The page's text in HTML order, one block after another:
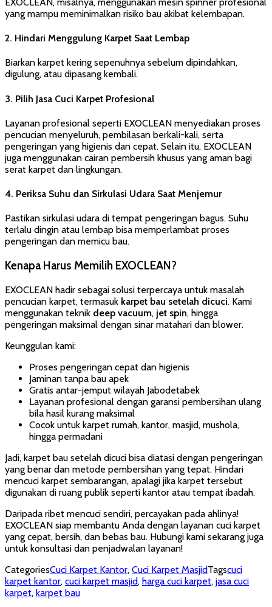
yang mampu meminimalkan risiko bau akibat kelembapan.
2. Hindari Menggulung Karpet Saat Lembap
Biarkan karpet kering sepenuhnya sebelum dipindahkan,
digulung, atau dipasang kembali.
3. Pilih Jasa Cuci Karpet Profesional
Layanan profesional seperti EXOCLEAN menyediakan proses
pencucian menyeluruh, pembilasan berkali-kali, serta
pengeringan yang higienis dan cepat. Selain itu, EXOCLEAN
juga menggunakan cairan pembersih khusus yang aman bagi
serat karpet dan lingkungan.
4. Periksa Suhu dan Sirkulasi Udara Saat Menjemur
Pastikan sirkulasi udara di tempat pengeringan bagus. Suhu
terlalu dingin atau lembap bisa memperlambat proses
pengeringan dan memicu bau.
Kenapa Harus Memilih EXOCLEAN?
EXOCLEAN hadir sebagai solusi terpercaya untuk masalah
pencucian karpet, termasuk karpet bau setelah dicuci. Kami
menggunakan teknik deep vacuum, jet spin, hingga
pengeringan maksimal dengan sinar matahari dan blower.
Keunggulan kami:
Proses pengeringan cepat dan higienis
Jaminan tanpa bau apek
Gratis antar-jemput wilayah Jabodetabek
Layanan profesional dengan garansi pembersihan ulang
bila hasil kurang maksimal
Cocok untuk karpet rumah, kantor, masjid, mushola,
hingga permadani
Jadi, karpet bau setelah dicuci bisa diatasi dengan pengeringan
yang benar dan metode pembersihan yang tepat. Hindari
mencuci karpet sembarangan, apalagi jika karpet tersebut
digunakan di ruang publik seperti kantor atau tempat ibadah.
Daripada ribet mencuci sendiri, percayakan pada ahlinya!
EXOCLEAN siap membantu Anda dengan layanan cuci karpet
yang cepat, bersih, dan bebas bau. Hubungi kami sekarang juga
untuk konsultasi dan penjadwalan layanan!
CategoriesCuci Karpet Kantor, Cuci Karpet MasjidTagscuci
karpet kantor, cuci karpet masjid, harga cuci karpet, jasa cuci
karpet, karpet bau